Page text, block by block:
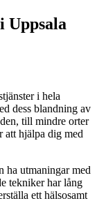
Uppsala
i hela
dess blandning av
till mindre orter
hjälpa dig med
ha utmaningar med
tekniker har lång
ett hälsosamt